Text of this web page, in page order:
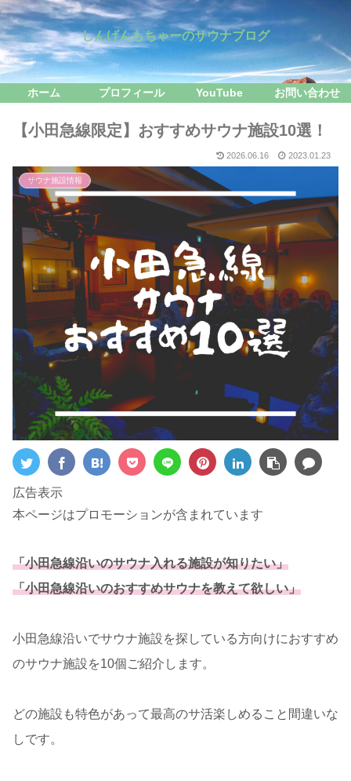
しんげんもちゃーのサウナブログ
ホーム プロフィール YouTube お問い合わせ
【小田急線限定】おすすめサウナ施設10選！
2026.06.16 2023.01.23
サウナ施設情報
広告表示
本ページはプロモーションが含まれています
「小田急線沿いのサウナ入れる施設が知りたい」
「小田急線沿いのおすすめサウナを教えて欲しい」
小田急線沿いでサウナ施設を探している方向けにおすすめ
のサウナ施設を10個ご紹介します。
どの施設も特色があって最高のサ活楽しめること間違いな
しです。